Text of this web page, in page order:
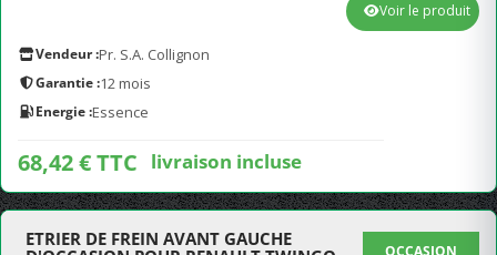
Vendeur :Pr. S.A. Collignon
Garantie :12 mois
Energie :Essence
68,42 € TTC livraison incluse
Voir le produit
ETRIER DE FREIN AVANT GAUCHE
OCCASION